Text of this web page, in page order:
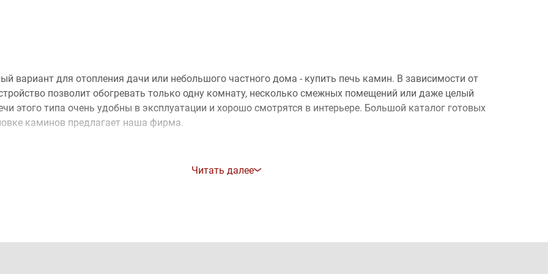
вариант для отопления дачи или небольшого частного дома - купить печь камин. В зависимости от
позволит обогревать только одну комнату, несколько смежных помещений или даже целый
этого типа очень удобны в эксплуатации и хорошо смотрятся в интерьере. Большой каталог готовых
каминов предлагает наша фирма.
должна быть печь-камин
устройства;
Читать далее